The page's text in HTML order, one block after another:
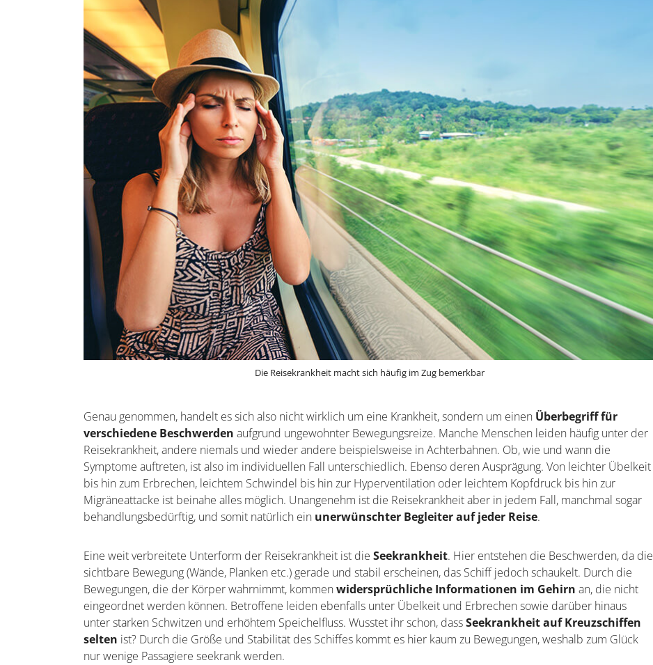
Die Reisekrankheit macht sich häufig im Zug bemerkbar
Genau genommen, handelt es sich also nicht wirklich um eine Krankheit, sondern um einen Überbegriff für
verschiedene Beschwerden aufgrund ungewohnter Bewegungsreize. Manche Menschen leiden häufig unter der
Reisekrankheit, andere niemals und wieder andere beispielsweise in Achterbahnen. Ob, wie und wann die
Symptome auftreten, ist also im individuellen Fall unterschiedlich. Ebenso deren Ausprägung. Von leichter Übelkeit
bis hin zum Erbrechen, leichtem Schwindel bis hin zur Hyperventilation oder leichtem Kopfdruck bis hin zur
Migräneattacke ist beinahe alles möglich. Unangenehm ist die Reisekrankheit aber in jedem Fall, manchmal sogar
behandlungsbedürftig, und somit natürlich ein unerwünschter Begleiter auf jeder Reise.
Eine weit verbreitete Unterform der Reisekrankheit ist dieSeekrankheit. Hier entstehen die Beschwerden, da die
sichtbare Bewegung (Wände, Planken etc.) gerade und stabil erscheinen, das Schiff jedoch schaukelt. Durch die
Bewegungen, die der Körper wahrnimmt, kommenwidersprüchliche Informationen im Gehirn an, die nicht
eingeordnet werden können. Betroffene leiden ebenfalls unter Übelkeit und Erbrechen sowie darüber hinaus
unter starken Schwitzen und erhöhtem Speichelfluss. Wusstet ihr schon, dassSeekrankheit auf Kreuzschiffen
selten ist? Durch die Größe und Stabilität des Schiffes kommt es hier kaum zu Bewegungen, weshalb zum Glück
nur wenige Passagiere seekrank werden.